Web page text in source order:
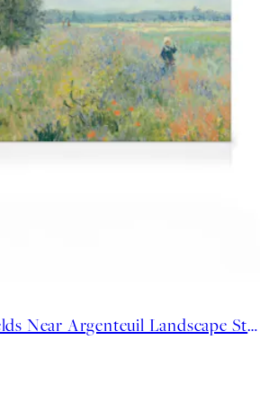
Monet - Poppy Fields Near Argenteuil Landscape Stampa su Tela